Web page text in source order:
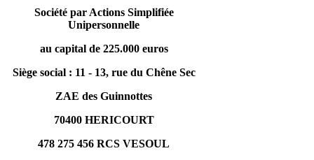
Société par Actions Simplifiée
Unipersonnelle
au capital de 225.000 euros
Siège social : 11 - 13, rue du Chêne Sec
ZAE des Guinnottes
70400 HERICOURT
478 275 456 RCS VESOUL